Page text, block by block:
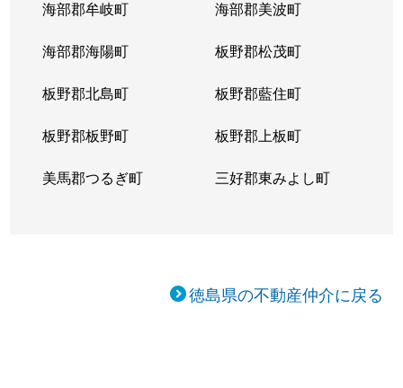
海部郡牟岐町 海部郡美波町
海部郡海陽町 板野郡松茂町
板野郡北島町 板野郡藍住町
板野郡板野町 板野郡上板町
美馬郡つるぎ町 三好郡東みよし町
徳島県の不動産仲介に戻る